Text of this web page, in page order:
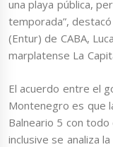
una playa pública,
temporada”,
(Entur) de CABA,
marplatense La
El acuerdo entre el
Montenegro es que
Balneario 5 con
inclusive se analiza